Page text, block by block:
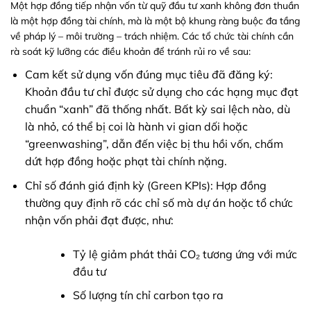
Một hợp đồng tiếp nhận vốn từ quỹ đầu tư xanh không đơn thuần
là một hợp đồng tài chính, mà là một bộ khung ràng buộc đa tầng
về pháp lý – môi trường – trách nhiệm. Các tổ chức tài chính cần
rà soát kỹ lưỡng các điều khoản để tránh rủi ro về sau:
Cam kết sử dụng vốn đúng mục tiêu đã đăng ký:
Khoản đầu tư chỉ được sử dụng cho các hạng mục đạt
chuẩn “xanh” đã thống nhất. Bất kỳ sai lệch nào, dù
là nhỏ, có thể bị coi là hành vi gian dối hoặc
“greenwashing”, dẫn đến việc bị thu hồi vốn, chấm
dứt hợp đồng hoặc phạt tài chính nặng.
Chỉ số đánh giá định kỳ (Green KPIs): Hợp đồng
thường quy định rõ các chỉ số mà dự án hoặc tổ chức
nhận vốn phải đạt được, như:
Tỷ lệ giảm phát thải CO₂ tương ứng với mức
đầu tư
Số lượng tín chỉ carbon tạo ra